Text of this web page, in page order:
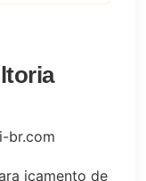
br.com
içamento de